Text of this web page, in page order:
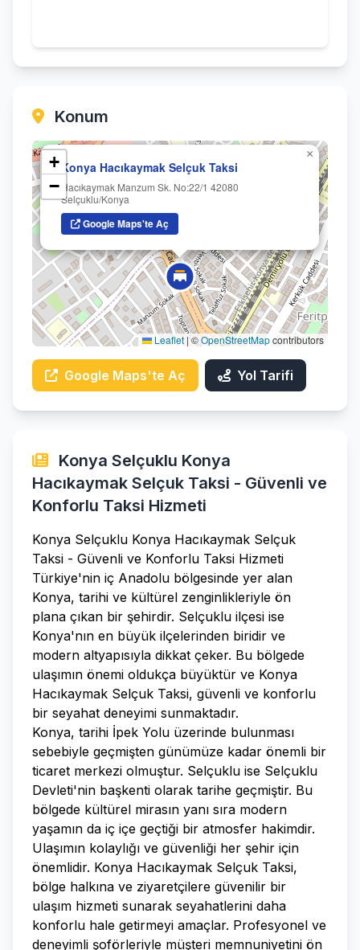
Konum
Konya Hacıkaymak Selçuk Taksi
Hacıkaymak Manzum Sk. No:22/1 42080
Selçuklu/Konya
Google Maps'te Aç
×
+
−
Leaflet |©OpenStreetMapcontributors
Google Maps'te Aç Yol Tarifi
Konya Selçuklu Konya
Hacıkaymak Selçuk Taksi - Güvenli ve
Konforlu Taksi Hizmeti
Konya Selçuklu Konya Hacıkaymak Selçuk
Taksi - Güvenli ve Konforlu Taksi Hizmeti
Türkiye'nin iç Anadolu bölgesinde yer alan
Konya, tarihi ve kültürel zenginlikleriyle ön
plana çıkan bir şehirdir. Selçuklu ilçesi ise
Konya'nın en büyük ilçelerinden biridir ve
modern altyapısıyla dikkat çeker. Bu bölgede
ulaşımın önemi oldukça büyüktür ve Konya
Hacıkaymak Selçuk Taksi, güvenli ve konforlu
bir seyahat deneyimi sunmaktadır.
Konya, tarihi İpek Yolu üzerinde bulunması
sebebiyle geçmişten günümüze kadar önemli bir
ticaret merkezi olmuştur. Selçuklu ise Selçuklu
Devleti'nin başkenti olarak tarihe geçmiştir. Bu
bölgede kültürel mirasın yanı sıra modern
yaşamın da iç içe geçtiği bir atmosfer hakimdir.
Ulaşımın kolaylığı ve güvenliği her şehir için
önemlidir. Konya Hacıkaymak Selçuk Taksi,
bölge halkına ve ziyaretçilere güvenilir bir
ulaşım hizmeti sunarak seyahatlerini daha
konforlu hale getirmeyi amaçlar. Profesyonel ve
deneyimli şoförleriyle müşteri memnuniyetini ön